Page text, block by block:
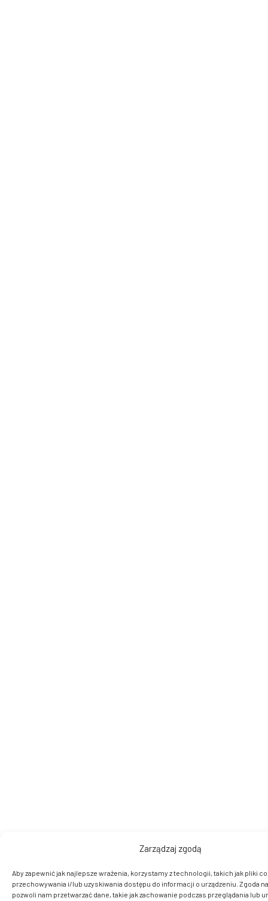
Zarządzaj zgodą
Aby zapewnić jak najlepsze wrażenia, korzystamy z technologii, takich jak pliki
przechowywania i/lub uzyskiwania dostępu do informacji o urządzeniu. Zgoda
pozwoli nam przetwarzać dane, takie jak zachowanie podczas przeglądania lub